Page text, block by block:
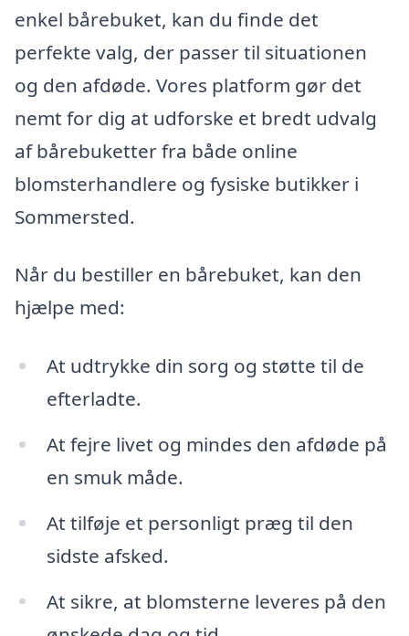
enkel bårebuket, kan du finde det
perfekte valg, der passer til situationen
og den afdøde. Vores platform gør det
nemt for dig at udforske et bredt udvalg
af bårebuketter fra både online
blomsterhandlere og fysiske butikker i
Sommersted.
Når du bestiller en bårebuket, kan den
hjælpe med:
At udtrykke din sorg og støtte til de
efterladte.
At fejre livet og mindes den afdøde på
en smuk måde.
At tilføje et personligt præg til den
sidste afsked.
At sikre, at blomsterne leveres på den